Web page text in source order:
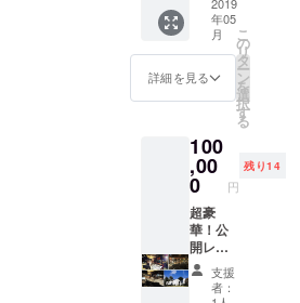
う。 1986 年
レコード会
社、プロダ
クションに
送ったデモ
く評価さ
れ、数社の
プロダク
ションから
アーティス
ト、作家と
しての誘い
へご招
待。 ・
上記ラ
イブ終
了後、
写真撮
影。撮
影写真
をCD盤
ライ
ナー
ノーツ
に掲
載。
てお名
前をCD
盤ライ
ナー
ノーツ
2019年
2月24日
（日）
池袋
Absolut
e
Blue（
東京）
にて行
釣り』
コース
・新曲2
曲収録
CD（ス
トレッ
チゴー
で曲数
増加）
・過去
音源１
曲ダウ
ンロー
ド販売
（クラ
ウド
ファン
年05
月
詳細を見る
こ
の
リ
タ
ー
ン
を
選
択
す
る
100
,00
0 円
残り14
超豪
華！公
開レ
コー
ディン
グ参加
支援
者：